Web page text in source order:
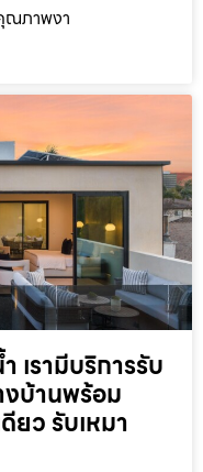
ณภาพงา
เรามีบริการรับ
งบ้านพร้อม
ยว รับเหมา